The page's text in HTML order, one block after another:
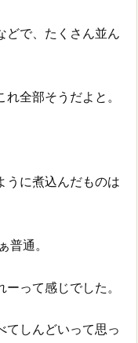
どで、たくさん並ん
全部そうだよと。
うに煮込んだものは
普通。
って感じでした。
てしんどいって思っ